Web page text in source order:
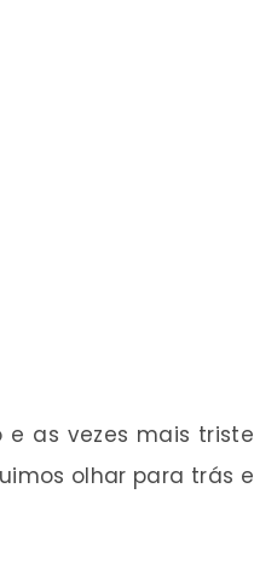
as vezes mais triste
olhar para trás e